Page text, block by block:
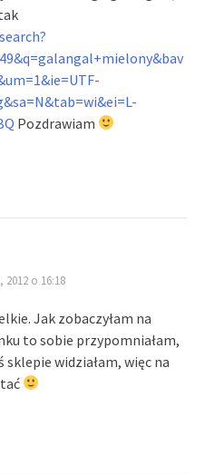
Pozdrawiam
2012 o 16:18
Jak zobaczyłam na
to sobie przypomniałam,
sklepie widziałam, więc na